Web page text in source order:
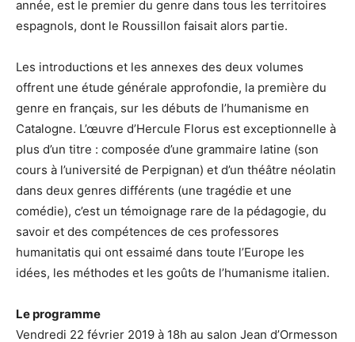
année, est le premier du genre dans tous les territoires
espagnols, dont le Roussillon faisait alors partie.
Les introductions et les annexes des deux volumes
offrent une étude générale approfondie, la première du
genre en français, sur les débuts de l’humanisme en
Catalogne. L’œuvre d’Hercule Florus est exceptionnelle à
plus d’un titre : composée d’une grammaire latine (son
cours à l’université de Perpignan) et d’un théâtre néolatin
dans deux genres différents (une tragédie et une
comédie), c’est un témoignage rare de la pédagogie, du
savoir et des compétences de ces professores
humanitatis qui ont essaimé dans toute l’Europe les
idées, les méthodes et les goûts de l’humanisme italien.
Le programme
Vendredi 22 février 2019 à 18h au salon Jean d’Ormesson